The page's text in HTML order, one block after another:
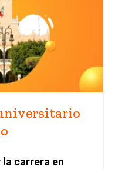
carrera en